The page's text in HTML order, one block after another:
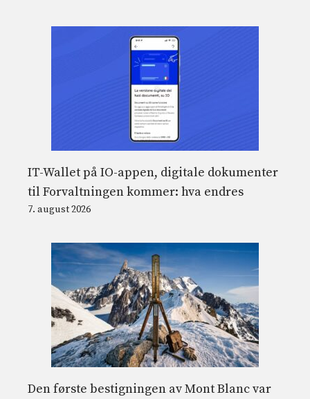
IT-Wallet på IO-appen, digitale dokumenter
til Forvaltningen kommer: hva endres
7. august 2026
Den første bestigningen av Mont Blanc var